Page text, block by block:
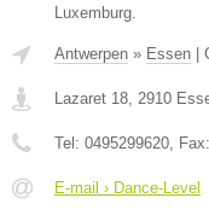
Luxemburg.
Antwerpen » Essen |
Lazaret 18 2910
Tel: 0495299620 , Fax:
E-mail › Dance-Level